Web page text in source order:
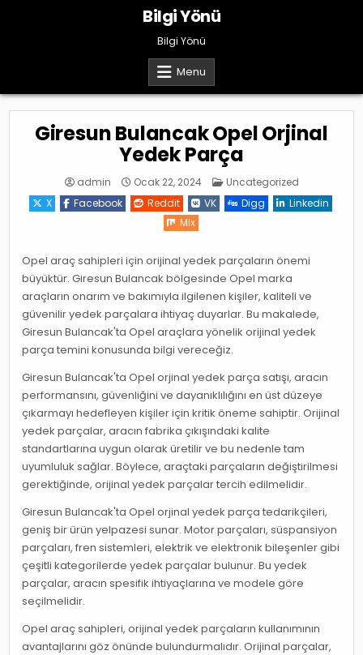
Bilgi Yönü
Bilgi Yönü
Menu
Giresun Bulancak Opel Orjinal
Yedek Parça
admin Ocak 22, 2024 Posted
Uncategorized
X
Facebook Reddit VK Digg
Linkedin
Mix
Opel araç sahipleri için orijinal yedek parçaların önemi
büyüktür. Giresun Bulancak bölgesinde Opel marka
araçların onarım ve bakımıyla ilgilenen kişiler, kaliteli ve
güvenilir yedek parçalara ihtiyaç duyarlar. Bu makalede,
Giresun Bulancak'ta Opel araçlara yönelik orijinal yedek
parça temini konusunda bilgi vereceğiz.
Giresun Bulancak'ta Opel orjinal yedek parça satışı, aracın
performansını, güvenliğini ve dayanıklılığını en üst düzeye
çıkarmayı hedefleyen kişiler için kritik öneme sahiptir. Orijinal
yedek parçalar, aracın fabrika çıkışındaki kalite
standartlarına uygun olarak üretilir ve bu nedenle tam
uyumluluk sağlar. Böylece, araçtaki parçaların değiştirilmesi
gerektiğinde, orijinal yedek parçalar tercih edilmelidir.
Giresun Bulancak'ta Opel orjinal yedek parça tedarikçileri,
geniş bir ürün yelpazesi sunar. Motor parçaları, süspansiyon
parçaları, fren sistemleri, elektrik ve elektronik bileşenler gibi
çeşitli kategorilerde yedek parçalar bulunur. Bu yedek
parçalar, aracın spesifik ihtiyaçlarına ve modele göre
seçilmelidir.
Opel araç sahipleri, orijinal yedek parçaların kullanımının
avantajlarını göz önünde bulundurmalıdır. Orijinal parçalar,